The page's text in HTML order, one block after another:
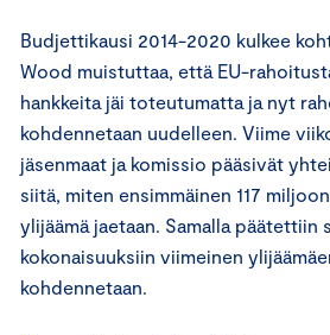
Budjettikausi 2014-2020 kulkee
Wood muistuttaa, että EU-
hankkeita jäi toteutumatta ja nyt
kohdennetaan uudelleen. Viime
jäsenmaat ja komissio pääsivät
siitä, miten ensimmäinen 117
ylijäämä jaetaan. Samalla päätettiin
kokonaisuuksiin viimeinen
kohdennetaan.